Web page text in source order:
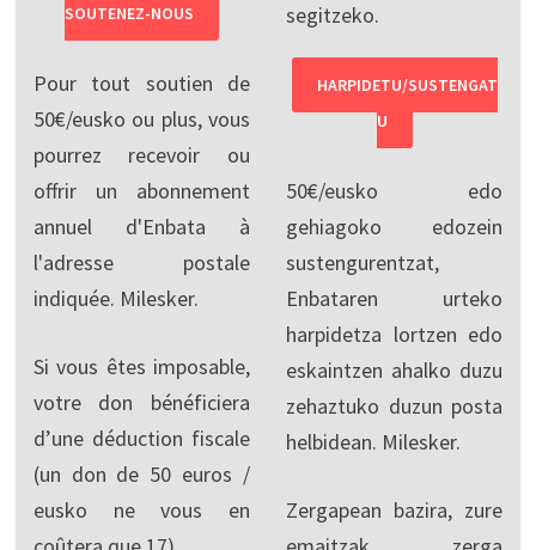
SOUTENEZ-NOUS
Pour tout soutien de
50€/eusko ou plus, vous
pourrez recevoir ou
offrir un abonnement
annuel d'Enbata à
l'adresse postale
indiquée. Milesker.
Si vous êtes imposable,
votre don bénéficiera
d’une déduction fiscale
(un don de 50 euros /
eusko ne vous en
segitzeko.
HARPIDETU/SUSTENGAT
U
50€/eusko edo
gehiagoko edozein
sustengurentzat,
Enbataren urteko
harpidetza lortzen edo
eskaintzen ahalko duzu
zehaztuko duzun posta
helbidean. Milesker.
Zergapean bazira, zure